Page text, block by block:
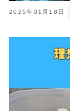
2025年01月18日